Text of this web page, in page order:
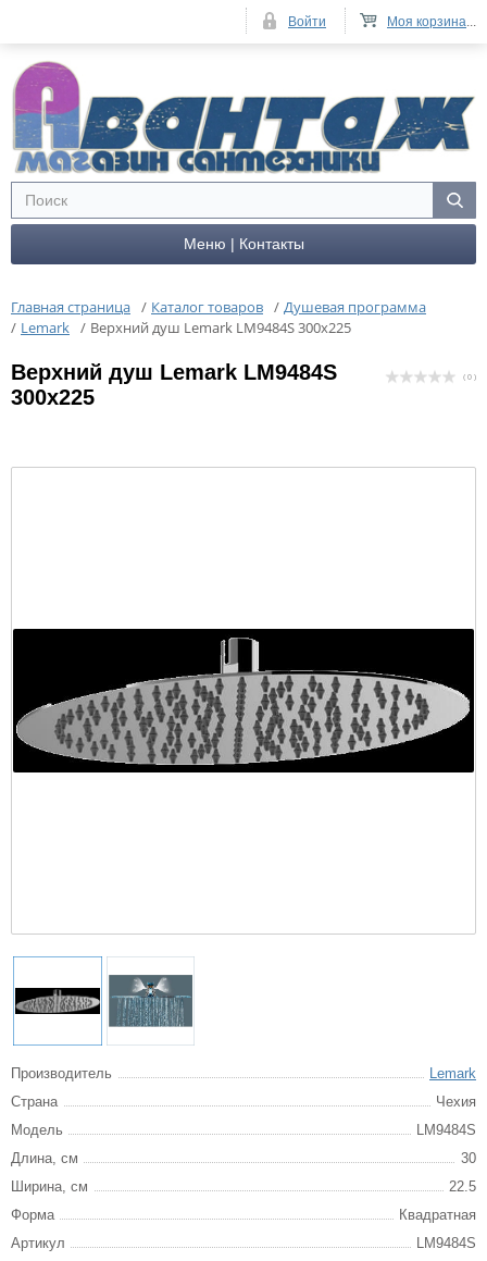
Меню | Контакты
Главная страница / Каталог товаров / Душевая программа
/ Lemark / Верхний душ Lemark LM9484S 300x225
Верхний душ Lemark LM9484S
300x225
( 0 )
Производитель
Lemark
Страна
Чехия
Модель
LM9484S
Длина, см
30
Ширина, см
22.5
Форма
Квадратная
Артикул
LM9484S
Моя корзина...
Войти